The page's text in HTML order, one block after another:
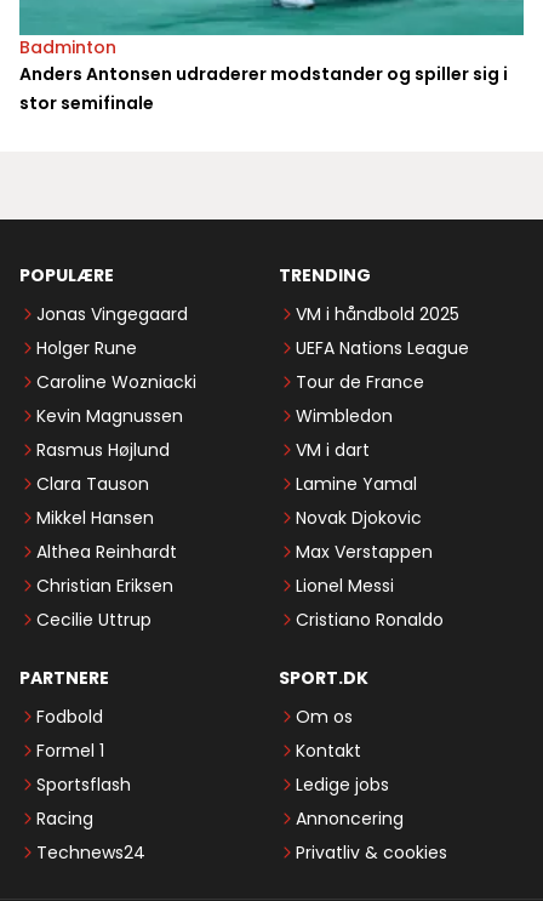
Badminton
Anders Antonsen udraderer modstander og spiller sig i
stor semifinale
POPULÆRE
Jonas Vingegaard
Holger Rune
Caroline Wozniacki
Kevin Magnussen
Rasmus Højlund
Clara Tauson
Mikkel Hansen
Althea Reinhardt
Christian Eriksen
Cecilie Uttrup
TRENDING
VM i håndbold 2025
UEFA Nations League
Tour de France
Wimbledon
VM i dart
Lamine Yamal
Novak Djokovic
Max Verstappen
Lionel Messi
Cristiano Ronaldo
PARTNERE
Fodbold
Formel 1
Sportsflash
Racing
Technews24
SPORT.DK
Om os
Kontakt
Ledige jobs
Annoncering
Privatliv & cookies